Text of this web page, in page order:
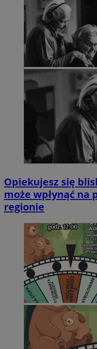
Opiekujesz się
może wpłynąć na
regionie